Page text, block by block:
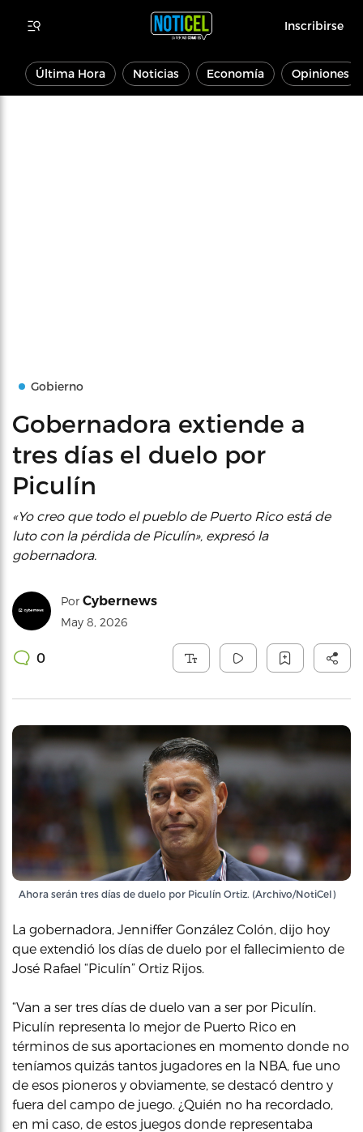
Inscribirse
Última Hora Noticias Economía Opiniones
Gobierno
Gobernadora extiende a
tres días el duelo por
Piculín
«Yo creo que todo el pueblo de Puerto Rico está de
luto con la pérdida de Piculín», expresó la
gobernadora.
Por Cybernews
May 8, 2026
0
Ahora serán tres días de duelo por Piculín Ortiz. (Archivo/NotiCel)
La gobernadora, Jenniffer González Colón, dijo hoy
que extendió los días de duelo por el fallecimiento de
José Rafael “Piculín” Ortiz Rijos.
“Van a ser tres días de duelo van a ser por Piculín.
Piculín representa lo mejor de Puerto Rico en
términos de sus aportaciones en momento donde no
teníamos quizás tantos jugadores en la NBA, fue uno
de esos pioneros y obviamente, se destacó dentro y
fuera del campo de juego. ¿Quién no ha recordado,
en mi caso, de estos juegos donde representaba